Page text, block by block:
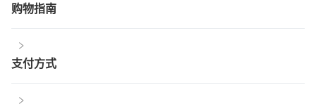
购物指南
支付方式